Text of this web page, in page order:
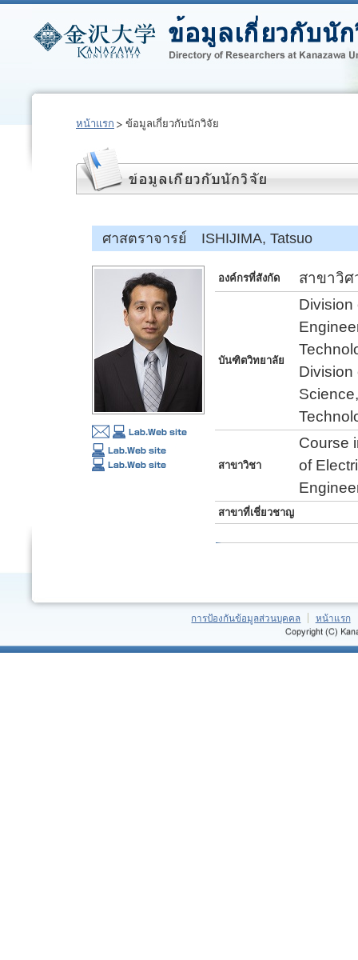
หน้าแรก ข้อมูลเกี่ยวกับนักวิจัย
ศาสตราจารย์ ISHIJIMA, Tatsuo
องค์กรที่สังกัด สาขาวิศ
บันฑิตวิทยาลัย
Division
Division
สาขาวิชา
Course
of
สาขาที่เชี่ยวชาญ
การป้องกันข้อมูลส่วนบุคคล หน้าแรก